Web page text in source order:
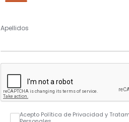
Apellidos
Acepto Política de Privacidad y